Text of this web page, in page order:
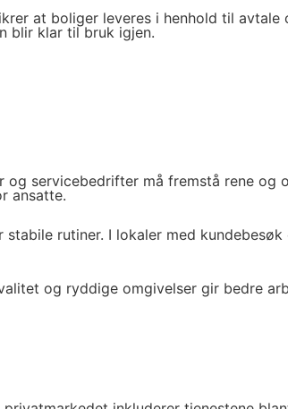
at boliger leveres i henhold til avtale
blir klar til bruk igjen.
servicebedrifter må fremstå rene og
ansatte.
rutiner. I lokaler med
og ryddige omgivelser gir bedre